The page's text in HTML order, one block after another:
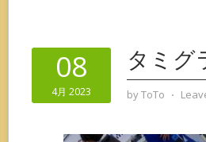
08
4月 2023
タミグ
byToTo ⋅